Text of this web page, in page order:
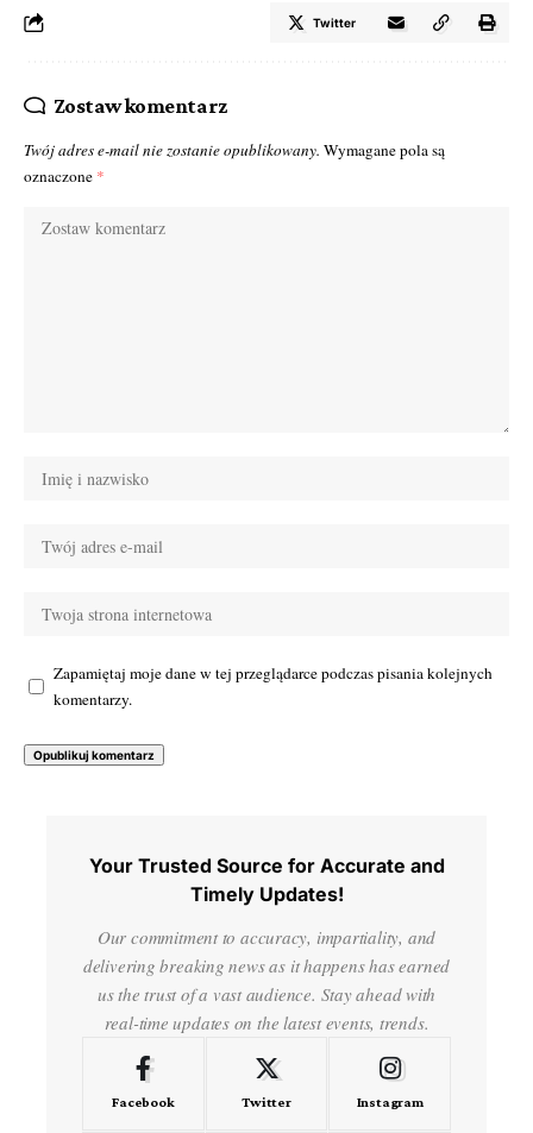
Twitter
Zostaw komentarz
Twój adres e-mail nie zostanie opublikowany. Wymagane pola są
oznaczone *
Zapamiętaj moje dane w tej przeglądarce podczas pisania kolejnych
komentarzy.
Your Trusted Source for Accurate and
Timely Updates!
Our commitment to accuracy, impartiality, and
delivering breaking news as it happens has earned
us the trust of a vast audience. Stay ahead with
real-time updates on the latest events, trends.
Facebook Twitter Instagram